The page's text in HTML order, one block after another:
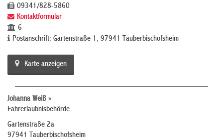
09341/828-5860
Kontaktformular
6
Postanschrift: Gartenstraße 1, 97941 Tauberbischofsheim
Karte anzeigen
Johanna Weiß »
Fahrerlaubnisbehörde
Gartenstraße 2a
97941 Tauberbischofsheim